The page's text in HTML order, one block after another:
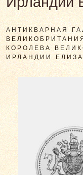
АНТИКВАРНАЯ
КОРОЛЕВА
ИРЛАНДИИ